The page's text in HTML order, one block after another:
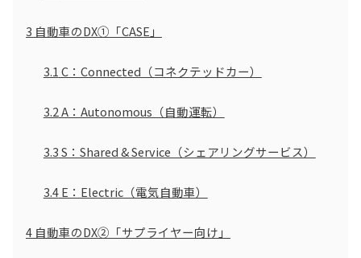
3 自動車のDX①「CASE」
3.1 C：Connected（コネクテッドカー）
3.2A：Autonomous（自動運転）
3.3S：Shared & Service（シェアリングサービス）
3.4E：Electric（電気自動車）
4 自動車のDX②「サプライヤー向け」